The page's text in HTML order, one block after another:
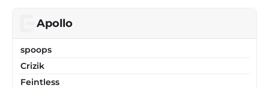
Apollo
spoops
Crizik
Feintless